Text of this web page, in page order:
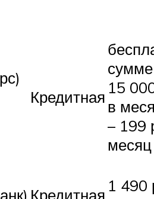
Кредитная
сумме
15
в
– 199
месяц
Кредитная 1 490